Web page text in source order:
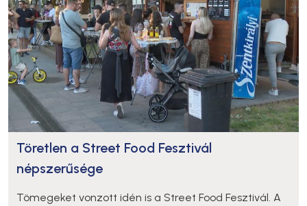
Töretlen a Street Food Fesztivál
népszerűsége
Tömegeket vonzott idén is a Street Food Fesztivál. A